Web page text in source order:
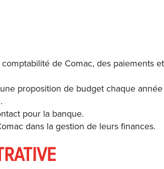
de Comac, des paiements
proposition de budget chaque
pour la banque.
dans la gestion de leurs finances.